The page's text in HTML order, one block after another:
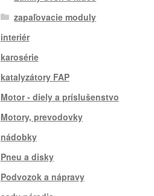
zapaľovacie moduly
interiér
karosérie
katalyzátory FAP
Motor - diely a príslušenstvo
Motory, prevodovky
nádobky
Pneu a disky
Podvozok a nápravy